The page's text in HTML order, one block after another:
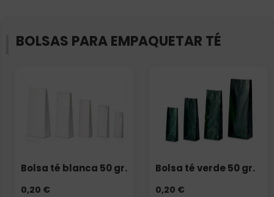
BOLSAS PARA EMPAQUETAR TÉ
Bolsa té blanca 50 gr.
0,20 €
Bolsa té verde 50 gr.
0,20 €
Elige: Peso/formato